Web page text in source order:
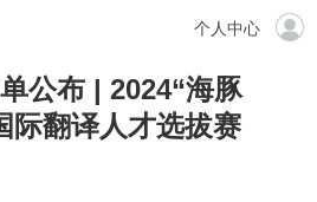
个人中心
公布 | 2024“海豚
际翻译人才选拔赛